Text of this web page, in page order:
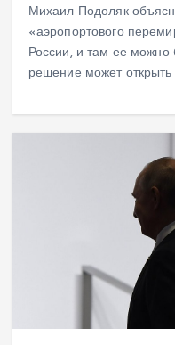
Михаил Подоляк
«аэропортового
России, и там ее можно
решение может